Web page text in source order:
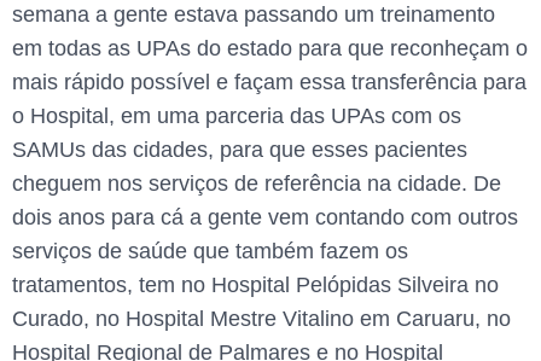
semana a gente estava passando um treinamento
em todas as UPAs do estado para que reconheçam o
mais rápido possível e façam essa transferência para
o Hospital, em uma parceria das UPAs com os
SAMUs das cidades, para que esses pacientes
cheguem nos serviços de referência na cidade. De
dois anos para cá a gente vem contando com outros
serviços de saúde que também fazem os
tratamentos, tem no Hospital Pelópidas Silveira no
Curado, no Hospital Mestre Vitalino em Caruaru, no
Hospital Regional de Palmares e no Hospital